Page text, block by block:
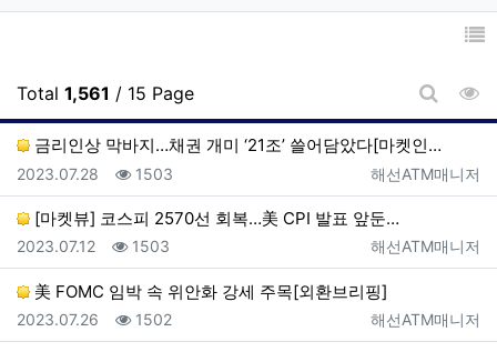
Total 1,561 / 15 Page
게시판
금리인상 막바지…채권 개미 ‘21조’ 쓸어담았다[마켓인…
등록자
해선ATM매니저
등록일
2023.07.28 조회
1503
[마켓뷰] 코스피 2570선 회복…美 CPI 발표 앞둔…
등록자
해선ATM매니저
등록일
2023.07.12 조회
1503
美 FOMC 임박 속 위안화 강세 주목[외환브리핑]
등록자
해선ATM매니저
등록일
2023.07.26 조회
1502